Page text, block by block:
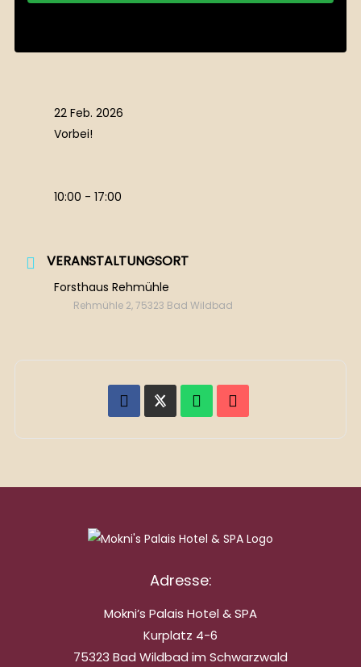
22 Feb. 2026
Vorbei!
10:00 - 17:00
VERANSTALTUNGSORT
Forsthaus Rehmühle
Rehmühle 2, 75323 Bad Wildbad
Adresse:
Mokni’s Palais Hotel & SPA
Kurplatz 4-6
75323 Bad Wildbad im Schwarzwald